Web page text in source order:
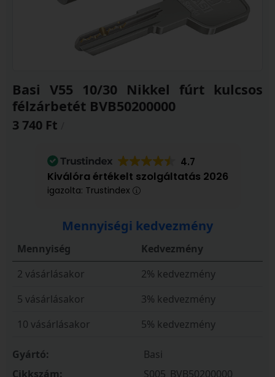
Basi V55 10/30 Nikkel fúrt kulcsos
félzárbetét BVB50200000
3 740 Ft
4.7
Kiválóra értékelt szolgáltatás 2026
igazolta: Trustindex
Mennyiségi kedvezmény
Mennyiség
Kedvezmény
2 vásárlásakor
2% kedvezmény
5 vásárlásakor
3% kedvezmény
10 vásárlásakor
5% kedvezmény
Gyártó:
Basi
Cikkszám:
S005_BVB50200000